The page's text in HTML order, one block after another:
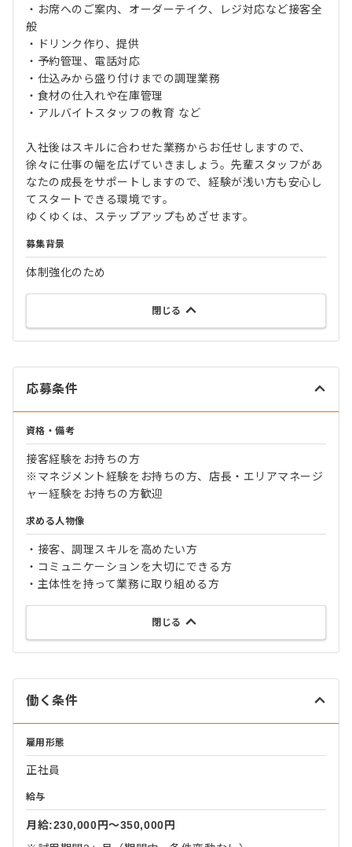
・お席へのご案内、オーダーテイク、レジ対応など接客全
般
・ドリンク作り、提供
・予約管理、電話対応
・仕込みから盛り付けまでの調理業務
・食材の仕入れや在庫管理
・アルバイトスタッフの教育 など
入社後はスキルに合わせた業務からお任せしますので、
徐々に仕事の幅を広げていきましょう。先輩スタッフがあ
なたの成長をサポートしますので、経験が浅い方も安心し
てスタートできる環境です。
ゆくゆくは、ステップアップもめざせます。
募集背景
体制強化のため
閉じる
応募条件
資格・備考
接客経験をお持ちの方
※マネジメント経験をお持ちの方、店長・エリアマネージ
ャー経験をお持ちの方歓迎
求める人物像
・接客、調理スキルを高めたい方
・コミュニケーションを大切にできる方
・主体性を持って業務に取り組める方
閉じる
働く条件
雇用形態
正社員
給与
月給:230,000円〜350,000円